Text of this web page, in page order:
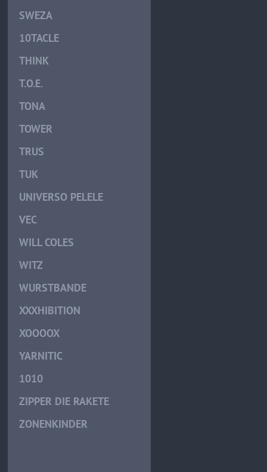
SWEZA
10TACLE
THINK
T.O.E.
TONA
TOWER
TRUS
TUK
UNIVERSO PELELE
VEC
WILL COLES
WITZ
WURSTBANDE
XXXHIBITION
XOOOOX
YARNITIC
1010
ZIPPER DIE RAKETE
ZONENKINDER